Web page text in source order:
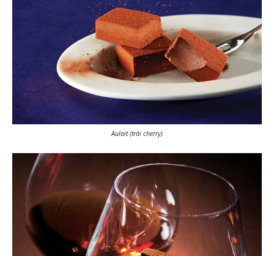
Aulait (trái cherry)